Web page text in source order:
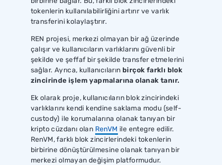
tokenlerin kullanılabilirliğini artırır ve varlık
transferini kolaylaştırır.
REN projesi, merkezi olmayan bir ağ üzerinde
çalışır ve kullanıcıların varlıklarını güvenli bir
şekilde ve şeffaf bir şekilde transfer etmelerini
sağlar. Ayrıca, kullanıcıların birçok farklı blok
zincirinde işlem yapmalarına olanak tanır.
Ek olarak proje, kullanıcıların blok zincirindeki
varlıklarını kendi kendine saklama modu (self-
custody) ile korumalarına olanak tanıyan bir
kripto cüzdanı olan RenVM ile entegre edilir.
RenVM, farklı blok zincirlerindeki tokenlerin
birbirine dönüştürülmesine olanak tanıyan bir
merkezi olmayan değişim platformudur.